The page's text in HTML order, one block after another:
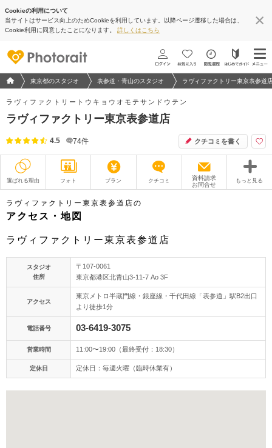
Cookieの利用について
当サイトはサービス向上のためCookieを利用しています。以降ページ遷移した場合は、
Cookie利用に同意したことになります。 詳しくはこちら
フォトウエディング/結婚写真のPhotorait ホーム
東京都のスタジオ 表参道・青山のスタジオ ラヴィファクトリー東京表参道
ラヴィファクトリートウキョウオモテサンドウテン
ラヴィファクトリー東京表参道店
4.5 74件 クチコミを書く
選ばれる理由 フォト プラン クチコミ
資料請求
お問合せ
もっと見る
撮影レポート
アクセス/TEL スタジオトップ
こだわりポイント
ラヴィファクトリー東京表参道店の
アクセス・地図
ラヴィファクトリー東京表参道店
スタジオ
住所
〒107-0061
東京都港区北青山3-11-7 Ao 3F
アクセス
東京メトロ半蔵門線・銀座線・千代田線「表参道」駅B2出口
より徒歩1分
電話番号 03-6419-3075
営業時間 11:00〜19:00（最終受付：18:30）
定休日 定休日：毎週火曜（臨時休業有）
地図アプリで見る